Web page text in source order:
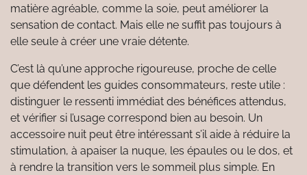
matière agréable, comme la soie, peut améliorer la
sensation de contact. Mais elle ne suffit pas toujours à
elle seule à créer une vraie détente.
C’est là qu’une approche rigoureuse, proche de celle
que défendent les guides consommateurs, reste utile :
distinguer le ressenti immédiat des bénéfices attendus,
et vérifier si l’usage correspond bien au besoin. Un
accessoire nuit peut être intéressant s’il aide à réduire la
stimulation, à apaiser la nuque, les épaules ou le dos, et
à rendre la transition vers le sommeil plus simple. En